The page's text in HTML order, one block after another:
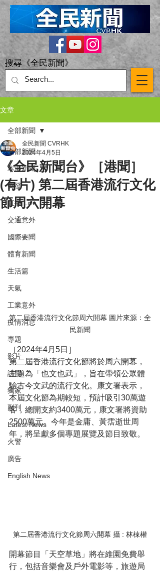
搜尋《全民新聞》
文章
全部新聞
本港新聞
突發
直播 Live
交通意外
國際要聞
體育新聞
生活篇
天氣
工業意外
疫情消息
專題
影片
訪問
獨家
副刊
Latest News
火警
廣告
English News
全部新聞
《全民新聞台》［港聞］
(有片) 第二屆香港流行文化
節周六開幕
全民新聞 CVRHK
2024年4月5日
第二屆香港流行文化節周六開幕 圖片來源：全
民新聞
［2024年4月5日］
第二屆香港流行文化節將於周六開幕，
主題為「也文也武」，旨在帶領公眾體
驗古今文武的流行文化。康文署表示，
本屆文化節為期較短，預計吸引30萬遊
客，總開支約3400萬元，康文署將資助
2500萬元。今年是金庸、黃霑逝世周
年，將呈獻多個專題展覽及節目致敬。
第二屆香港流行文化節周六開幕 攝 : 林棟權
開幕節目「天空草地」將在維園免費舉
行，包括音樂會及戶外電影等，旅遊局